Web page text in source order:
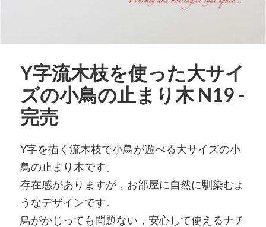
Y字流木枝を使った大サイ
ズの小鳥の止まり木 N19 -
完売
Y字を描く流木枝で小鳥が遊べる大サイズの小
鳥の止まり木です。
存在感がありますが，お部屋に自然に馴染むよ
うなデザインです。
鳥がかじっても問題ない，安心して使えるナチ